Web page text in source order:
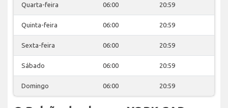
Quarta-feira 06:00 20:59
Quinta-feira 06:00 20:59
Sexta-feira 06:00 20:59
Sábado 06:00 20:59
Domingo 06:00 20:59